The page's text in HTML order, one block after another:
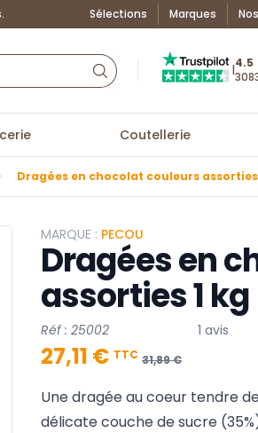
Sélections Marques
Truspilot : La
4.5
Coutellerie
Dragées en chocolat couleurs assorties
MARQUE : PECOU
Dragées en
assorties 1 kg
Réf : 25002 1 avis
27,11 € TTC 31,89 €
Une dragée au coeur tendre
délicate couche de sucre